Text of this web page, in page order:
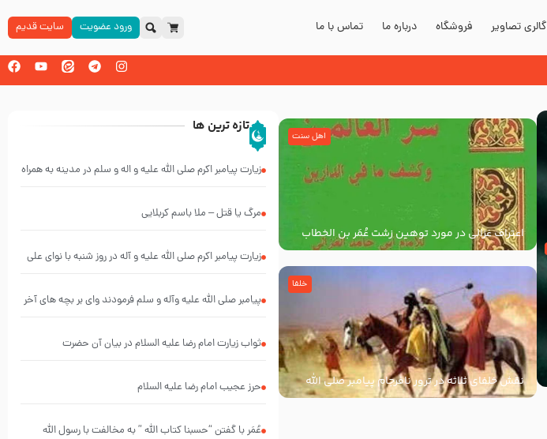
گالری تصاویر فروشگاه درباره ما تماس با ما ورود عضویت سایت قدیم
اعتراف غزالی در مورد توهین زشت عُمَر بن الخطاب
به پیامبر اکرم صلی الله علیه و آله و سلم
اهل سنت
نقش خلفای ثلاثه در ترور نافرجام پیامبر صلی الله
علیه و آله و سلم
خلفا
تازه ترین ها
زیارت پیامبر اکرم صلی الله علیه و اله و سلم در مدینه به همراه
مرگ یا قتل – ملا باسم کربلایی
زیارت پیامبر اکرم صلی الله علیه و آله در روز شنبه با نوای علی
پیامبر صلی الله علیه وآله و سلم فرمودند وای بر بچه های آخر
ثواب زیارت امام رضا علیه السلام در بیان آن حضرت
حرز عجیب امام رضا علیه السلام
عُمَر با گفتن “حسبنا كتاب اللّه ” به مخالفت با رسول اللّه